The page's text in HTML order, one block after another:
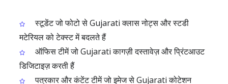
स्टूडेंट जो फोटो से Gujarati क्लास नोट्स और स्टडी
मटेरियल को टेक्स्ट में बदलते हैं
ऑफिस टीमें जो Gujarati कागज़ी दस्तावेज़ और प्रिंटआउट
डिजिटाइज़ करती हैं
पत्रकार और कंटेंट टीमें जो इमेज से Gujarati कोटेशन